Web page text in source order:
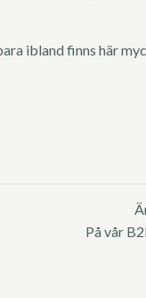
ibland finns här
På vår